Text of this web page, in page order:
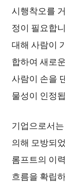
시행착오를
정이 필요합
대해 사람이
합하여 새로
사람이 손을
물성이 인정
기업으로서
의해 모방되
롬프트의 이
흐름을 확립